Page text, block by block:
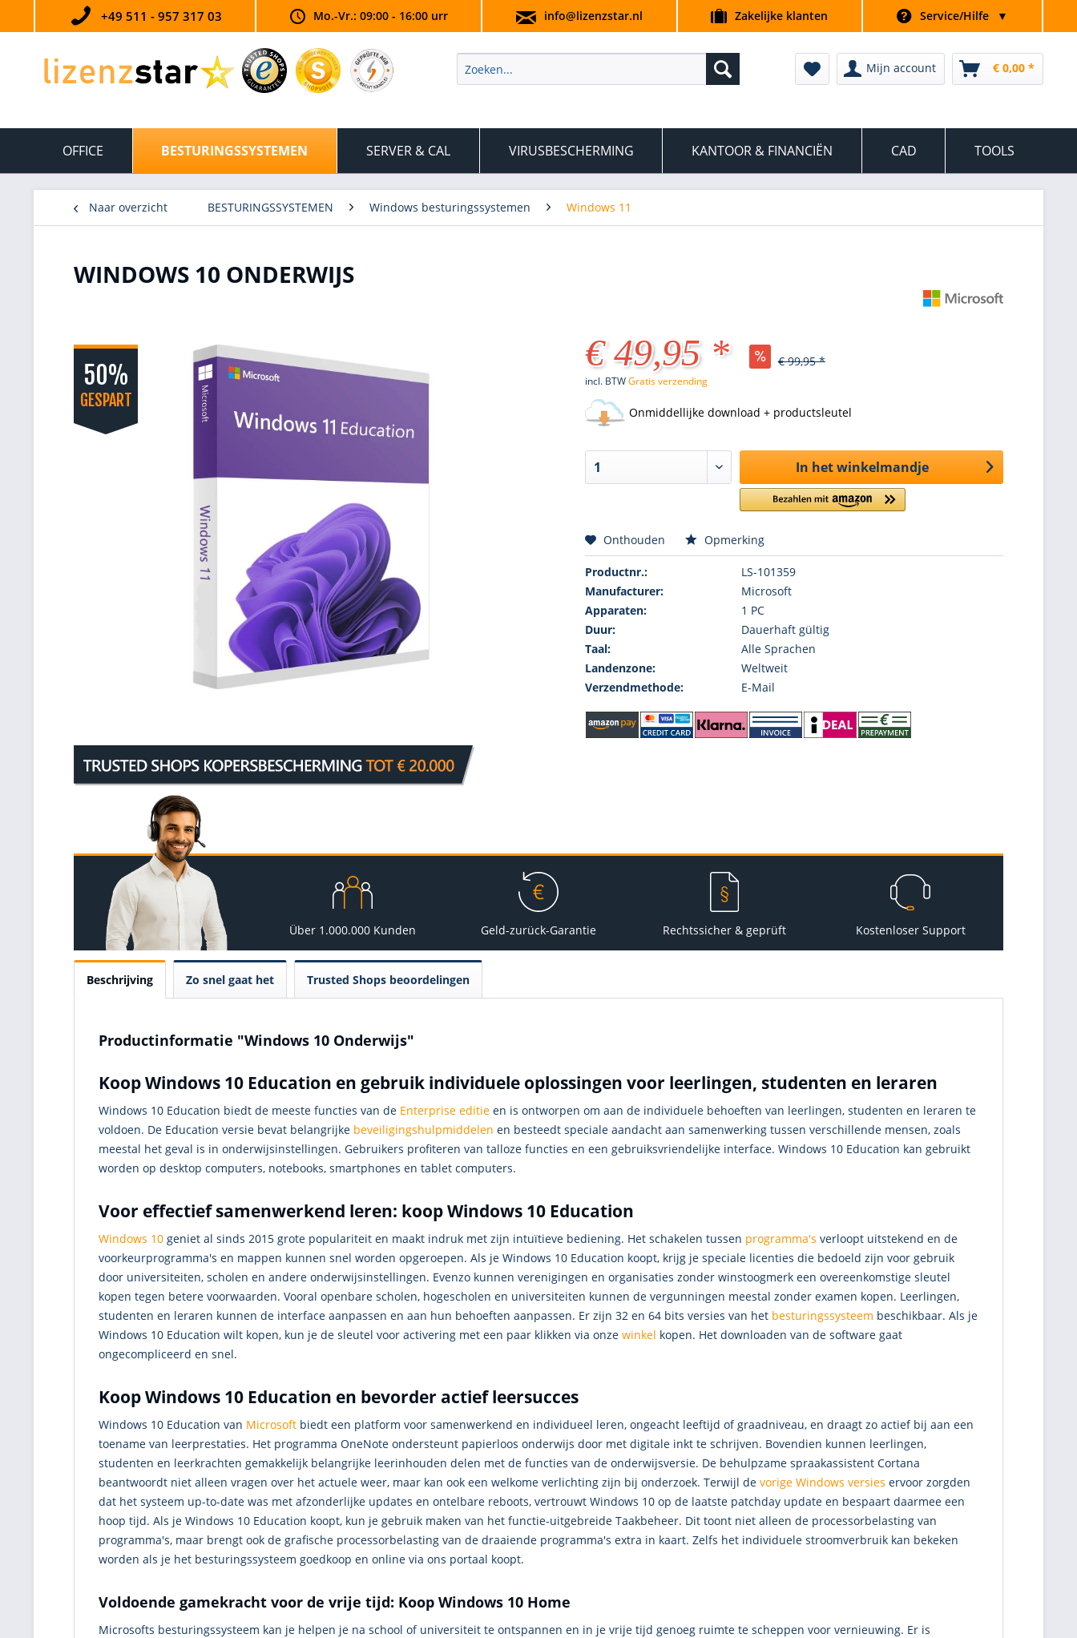
+49 511 - 957 317 03 Mo.-Vr.: 09:00 - 16:00 urr info@lizenzstar.nl Zakelijke klanten Service/Hilfe ▼
Mijn account € 0,00 *
OFFICE BESTURINGSSYSTEMEN SERVER & CAL VIRUSBESCHERMING KANTOOR & FINANCIËN CAD TOOLS
Naar overzicht BESTURINGSSYSTEMEN Windows besturingssystemen Windows 11
WINDOWS 10 ONDERWIJS
50%
GESPART
€ 49,95 * € 99,95 *
incl. BTWGratis verzending
Onmiddellijke download + productsleutel
In het winkelmandje
Onthouden Opmerking
Productnr.:
LS-101359
Manufacturer:
Microsoft
Apparaten:
1 PC
Duur:
Dauerhaft gültig
Taal:
Alle Sprachen
Landenzone:
Weltweit
Verzendmethode:
E-Mail
Über 1.000.000 Kunden Geld-zurück-Garantie Rechtssicher & geprüft Kostenloser Support
Beschrijving Zo snel gaat het Trusted Shops beoordelingen
Productinformatie "Windows 10 Onderwijs"
Koop Windows 10 Education en gebruik individuele oplossingen voor leerlingen, studenten en leraren
Windows 10 Education biedt de meeste functies van de Enterprise editie en is ontworpen om aan de individuele behoeften van leerlingen, studenten en leraren te
voldoen. De Education versie bevat belangrijke beveiligingshulpmiddelen en besteedt speciale aandacht aan samenwerking tussen verschillende mensen, zoals
meestal het geval is in onderwijsinstellingen. Gebruikers profiteren van talloze functies en een gebruiksvriendelijke interface. Windows 10 Education kan gebruikt
worden op desktop computers, notebooks, smartphones en tablet computers.
Voor effectief samenwerkend leren: koop Windows 10 Education
Windows 10 geniet al sinds 2015 grote populariteit en maakt indruk met zijn intuïtieve bediening. Het schakelen tussen programma's verloopt uitstekend en de
voorkeurprogramma's en mappen kunnen snel worden opgeroepen. Als je Windows 10 Education koopt, krijg je speciale licenties die bedoeld zijn voor gebruik
door universiteiten, scholen en andere onderwijsinstellingen. Evenzo kunnen verenigingen en organisaties zonder winstoogmerk een overeenkomstige sleutel
kopen tegen betere voorwaarden. Vooral openbare scholen, hogescholen en universiteiten kunnen de vergunningen meestal zonder examen kopen. Leerlingen,
studenten en leraren kunnen de interface aanpassen en aan hun behoeften aanpassen. Er zijn 32 en 64 bits versies van het besturingssysteem beschikbaar. Als je
Windows 10 Education wilt kopen, kun je de sleutel voor activering met een paar klikken via onze winkel kopen. Het downloaden van de software gaat
ongecompliceerd en snel.
Koop Windows 10 Education en bevorder actief leersucces
Windows 10 Education van Microsoft biedt een platform voor samenwerkend en individueel leren, ongeacht leeftijd of graadniveau, en draagt zo actief bij aan een
toename van leerprestaties. Het programma OneNote ondersteunt papierloos onderwijs door met digitale inkt te schrijven. Bovendien kunnen leerlingen,
studenten en leerkrachten gemakkelijk belangrijke leerinhouden delen met de functies van de onderwijsversie. De behulpzame spraakassistent Cortana
beantwoordt niet alleen vragen over het actuele weer, maar kan ook een welkome verlichting zijn bij onderzoek. Terwijl de vorige Windows versies ervoor zorgden
dat het systeem up-to-date was met afzonderlijke updates en ontelbare reboots, vertrouwt Windows 10 op de laatste patchday update en bespaart daarmee een
hoop tijd. Als je Windows 10 Education koopt, kun je gebruik maken van het functie-uitgebreide Taakbeheer. Dit toont niet alleen de processorbelasting van
programma's, maar brengt ook de grafische processorbelasting van de draaiende programma's extra in kaart. Zelfs het individuele stroomverbruik kan bekeken
worden als je het besturingssysteem goedkoop en online via ons portaal koopt.
Voldoende gamekracht voor de vrije tijd: Koop Windows 10 Home
Microsofts besturingssysteem kan je helpen je na school of universiteit te ontspannen en in je vrije tijd genoeg ruimte te scheppen voor vernieuwing. Er is